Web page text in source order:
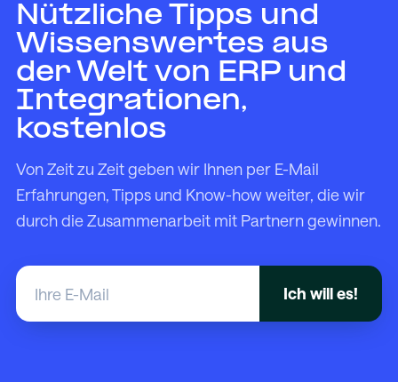
Nützliche Tipps und
Wissenswertes aus
der Welt von ERP und
Integrationen,
kostenlos
Von Zeit zu Zeit geben wir Ihnen per E-Mail
Erfahrungen, Tipps und Know-how weiter, die wir
durch die Zusammenarbeit mit Partnern gewinnen.